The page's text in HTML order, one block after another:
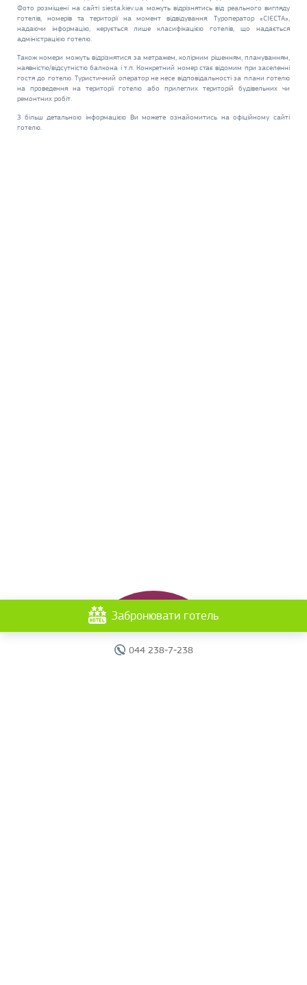
Фото розміщені на сайті siesta.kiev.ua можуть відрізнятись від реального вигляду
готелів, номерів та території на момент відвідування. Туроператор «СІЄСТА»,
надаючи інформацію, керується лише класифікацією готелів, що надається
адміністрацією готелю.
Також номери можуть відрізнятися за метражем, колірним рішенням, плануванням,
наявністю/відсутністю балкона і т.п. Конкретний номер стає відомим при заселенні
гостя до готелю. Туристичний оператор не несе відповідальності за плани готелю
на проведення на території готелю або прилеглих територій будівельних чи
ремонтних робіт.
З більш детальною інформацією Ви можете ознайомитись на офіційному сайті
готелю.
044 238-7-238
Забронювати готель